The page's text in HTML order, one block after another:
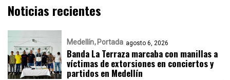
Noticias recientes
Medellín Portada agosto 6, 2026
Banda La Terraza marcaba con manillas a
víctimas de extorsiones en conciertos y
partidos en Medellín